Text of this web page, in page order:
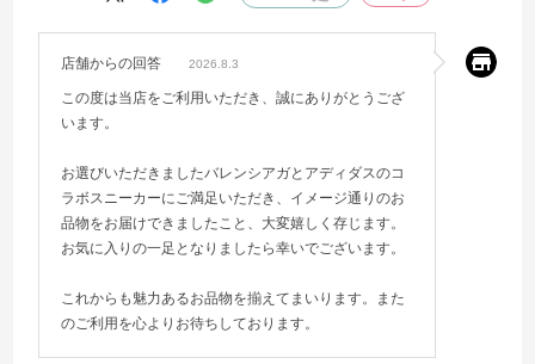
店舗からの回答 2026.8.3
この度は当店をご利用いただき、誠にありがとうござ
います。
お選びいただきましたバレンシアガとアディダスのコ
ラボスニーカーにご満足いただき、イメージ通りのお
品物をお届けできましたこと、大変嬉しく存じます。
お気に入りの一足となりましたら幸いでございます。
これからも魅力あるお品物を揃えてまいります。また
のご利用を心よりお待ちしております。